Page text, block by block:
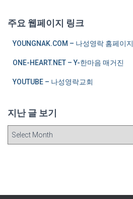
주요 웹페이지 링크
YOUNGNAK.COM – 나성영락 홈페이지
ONE-HEART.NET – Y-한마음 매거진
YOUTUBE – 나성영락교회
지난 글 보기
지
난